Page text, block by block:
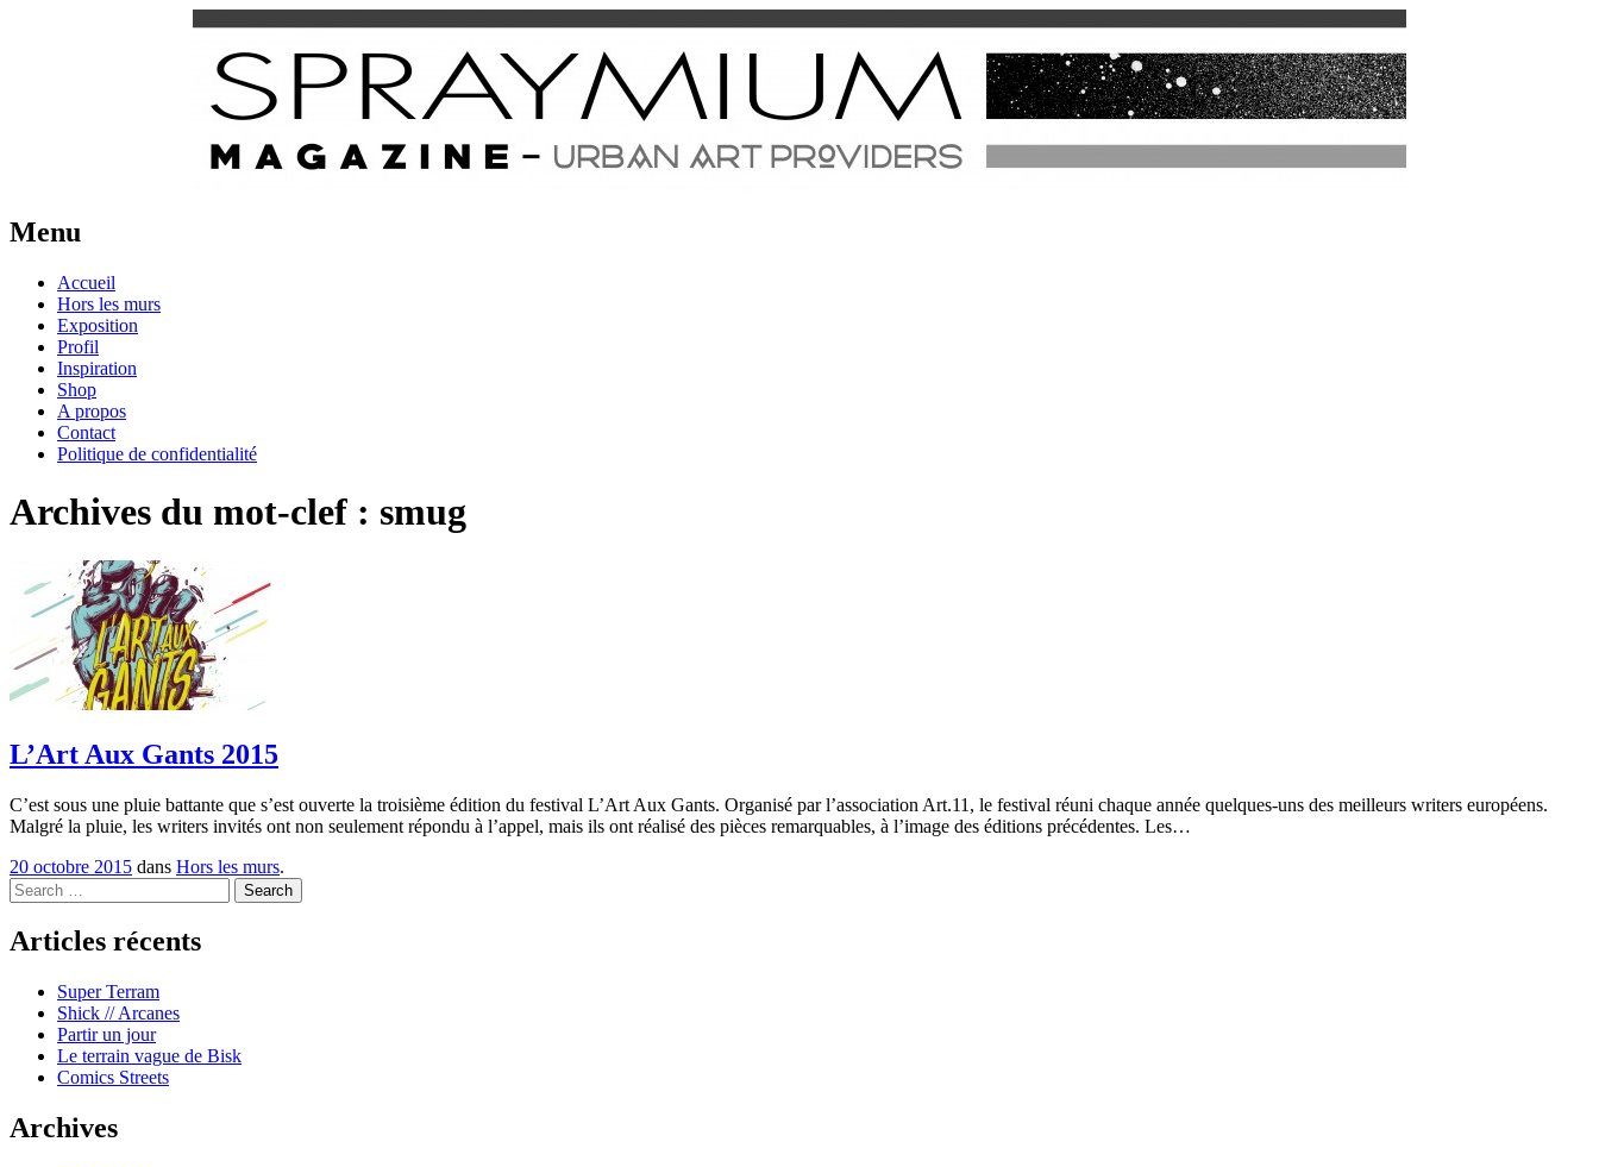
Spraymium Magazine
Urban Art Provider
Menu
Aller
contenu
Accueil
Hors les murs
Exposition
Profil
Inspiration
Shop
A propos
Contact
Politique de confidentialité
Archives du mot-clef : smug
L’Art Aux Gants 2015
C’est sous une pluie battante que s’est ouverte la troisième édition du festival L’Art Aux Gants. Organisé par l’association Art.11, le festival réuni chaque année quelques-uns des meilleurs writers européens.
Malgré la pluie, les writers invités ont non seulement répondu à l’appel, mais ils ont réalisé des pièces remarquables, à l’image des éditions précédentes. Les…
20 octobre 2015 dans Hors les murs.
Search
Articles récents
Super Terram
Shick // Arcanes
Partir un jour
Le terrain vague de Bisk
Comics Streets
Archives